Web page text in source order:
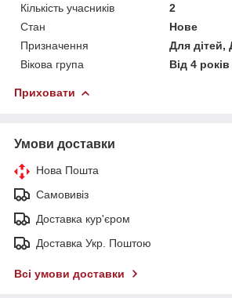
Кількість учасників
2
Стан
Нове
Призначення
Для дітей,
Вікова група
Від 4 років
Приховати
Умови доставки
Нова Пошта
Самовивіз
Доставка кур'єром
Доставка Укр. Поштою
Всі умови доставки